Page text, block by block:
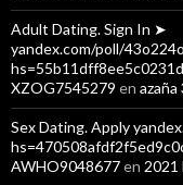
Adult Dating. Sign In ➤
yandex.com/poll/
XZOG7545279 en
Sex Dating. Apply
AWHO9048677en 2021